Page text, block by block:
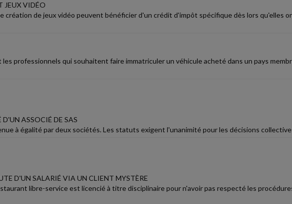
JEUX VIDÉO
création de jeux vidéo peuvent bénéficier d'un crédit d'impôt spécifique dès lors qu'elles
professionnels qui souhaitent faire immatriculer un véhicule acheté dans un pays
ASSOCIÉ DE SAS
à égalité par deux sociétés. Les statuts exigent l'unanimité pour les décisions
D'UN SALARIÉ VIA UN CLIENT MYSTÈRE
libre-service est licencié à titre disciplinaire pour n'avoir pas respecté les